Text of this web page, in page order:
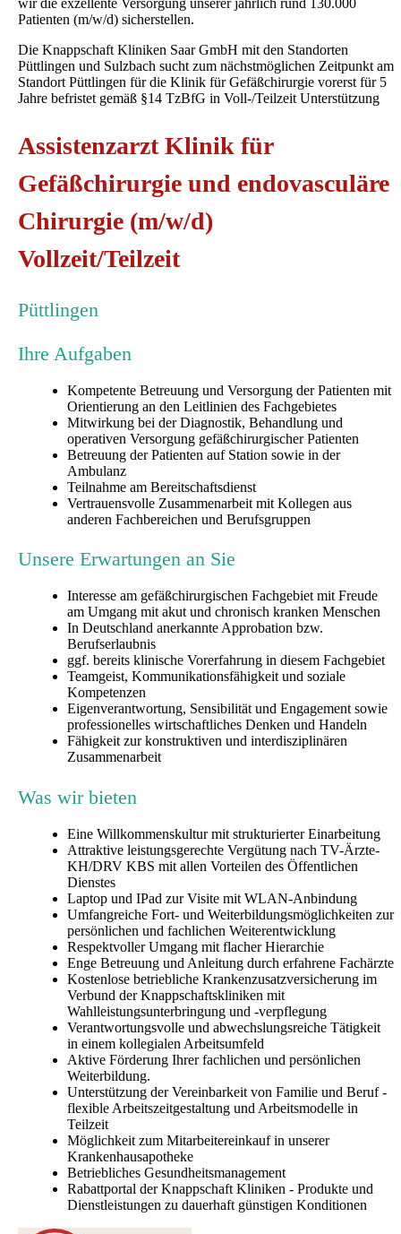
wir die exzellente Versorgung unserer jährlich rund 130.000
Patienten (m/w/d) sicherstellen.
Die Knappschaft Kliniken Saar GmbH mit den Standorten
Püttlingen und Sulzbach sucht zum nächstmöglichen Zeitpunkt am
Standort Püttlingen für die Klinik für Gefäßchirurgie vorerst für 5
Jahre befristet gemäß §14 TzBfG in Voll-/Teilzeit Unterstützung
Assistenzarzt Klinik für
Gefäßchirurgie und endovasculäre
Chirurgie (m/w/d)
Vollzeit/Teilzeit
Püttlingen
Ihre Aufgaben
Kompetente Betreuung und Versorgung der Patienten mit
Orientierung an den Leitlinien des Fachgebietes
Mitwirkung bei der Diagnostik, Behandlung und
operativen Versorgung gefäßchirurgischer Patienten
Betreuung der Patienten auf Station sowie in der
Ambulanz
Teilnahme am Bereitschaftsdienst
Vertrauensvolle Zusammenarbeit mit Kollegen aus
anderen Fachbereichen und Berufsgruppen
Unsere Erwartungen an Sie
Interesse am gefäßchirurgischen Fachgebiet mit Freude
am Umgang mit akut und chronisch kranken Menschen
In Deutschland anerkannte Approbation bzw.
Berufserlaubnis
ggf. bereits klinische Vorerfahrung in diesem Fachgebiet
Teamgeist, Kommunikationsfähigkeit und soziale
Kompetenzen
Eigenverantwortung, Sensibilität und Engagement sowie
professionelles wirtschaftliches Denken und Handeln
Fähigkeit zur konstruktiven und interdisziplinären
Zusammenarbeit
Was wir bieten
Eine Willkommenskultur mit strukturierter Einarbeitung
Attraktive leistungsgerechte Vergütung nach TV-Ärzte-
KH/DRV KBS mit allen Vorteilen des Öffentlichen
Dienstes
Laptop und IPad zur Visite mit WLAN-Anbindung
Umfangreiche Fort- und Weiterbildungsmöglichkeiten zur
persönlichen und fachlichen Weiterentwicklung
Respektvoller Umgang mit flacher Hierarchie
Enge Betreuung und Anleitung durch erfahrene Fachärzte
Kostenlose betriebliche Krankenzusatzversicherung im
Verbund der Knappschaftskliniken mit
Wahlleistungsunterbringung und -verpflegung
Verantwortungsvolle und abwechslungsreiche Tätigkeit
in einem kollegialen Arbeitsumfeld
Aktive Förderung Ihrer fachlichen und persönlichen
Weiterbildung.
Unterstützung der Vereinbarkeit von Familie und Beruf -
flexible Arbeitszeitgestaltung und Arbeitsmodelle in
Teilzeit
Möglichkeit zum Mitarbeitereinkauf in unserer
Krankenhausapotheke
Betriebliches Gesundheitsmanagement
Rabattportal der Knappschaft Kliniken - Produkte und
Dienstleistungen zu dauerhaft günstigen Konditionen